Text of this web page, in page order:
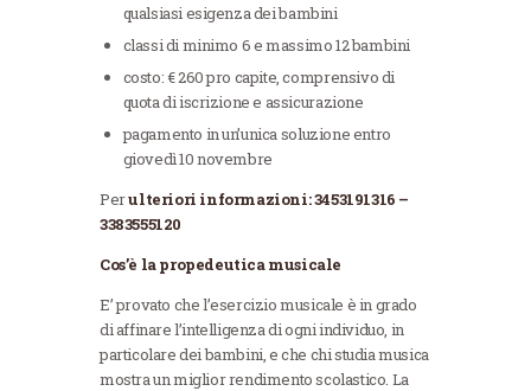
qualsiasi esigenza dei bambini
classi di minimo 6 e massimo 12 bambini
costo: € 260 pro capite, comprensivo di
quota di iscrizione e assicurazione
pagamento in un’unica soluzione entro
giovedì 10 novembre
Perulteriori informazioni: 3453191316 –
3383555120
Cos’è la propedeutica musicale
E’ provato che l’esercizio musicale è in grado
di affinare l’intelligenza di ogni individuo, in
particolare dei bambini, e che chi studia musica
mostra un miglior rendimento scolastico. La